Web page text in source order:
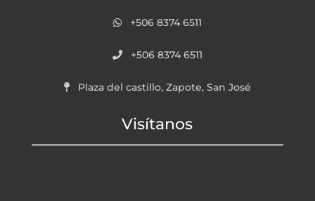
+506 8374 6511
+506 8374 6511
Plaza del castillo, Zapote, San José
Visítanos